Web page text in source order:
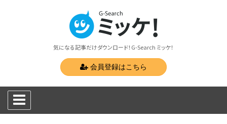
気になる記事だけダウンロード！G-Search ミッケ！
会員登録はこちら